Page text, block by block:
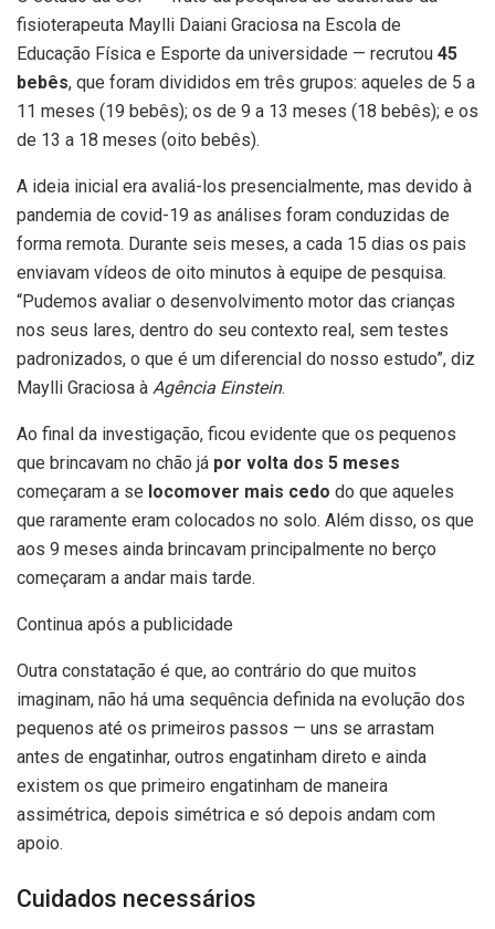
fisioterapeuta Maylli Daiani Graciosa na Escola de
Educação Física e Esporte da universidade — recrutou 45
bebês, que foram divididos em três grupos: aqueles de 5 a
11 meses (19 bebês); os de 9 a 13 meses (18 bebês); e os
de 13 a 18 meses (oito bebês).
A ideia inicial era avaliá-los presencialmente, mas devido à
pandemia de covid-19 as análises foram conduzidas de
forma remota. Durante seis meses, a cada 15 dias os pais
enviavam vídeos de oito minutos à equipe de pesquisa.
“Pudemos avaliar o desenvolvimento motor das crianças
nos seus lares, dentro do seu contexto real, sem testes
padronizados, o que é um diferencial do nosso estudo”, diz
Maylli Graciosa à Agência Einstein.
Ao final da investigação, ficou evidente que os pequenos
que brincavam no chão já por volta dos 5 meses
começaram a se locomover mais cedo do que aqueles
que raramente eram colocados no solo. Além disso, os que
aos 9 meses ainda brincavam principalmente no berço
começaram a andar mais tarde.
Continua após a publicidade
Outra constatação é que, ao contrário do que muitos
imaginam, não há uma sequência definida na evolução dos
pequenos até os primeiros passos — uns se arrastam
antes de engatinhar, outros engatinham direto e ainda
existem os que primeiro engatinham de maneira
assimétrica, depois simétrica e só depois andam com
apoio.
Cuidados necessários